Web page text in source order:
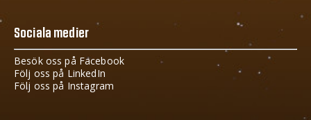
Sociala medier
Besök oss på Facebook
Följ oss på LinkedIn
Följ oss på Instagram